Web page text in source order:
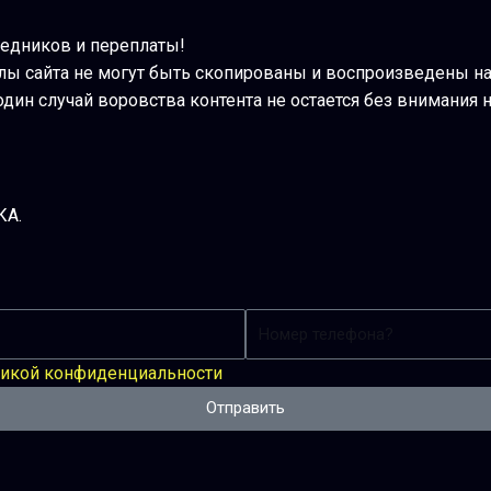
и переплаты!
сайта не могут быть скопированы и воспроизведены
случай воровства контента не остается без
конфиденциальности
Отправить